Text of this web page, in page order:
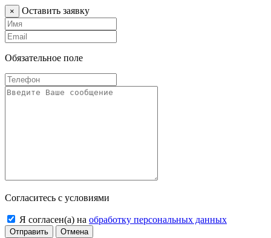
× Оставить заявку
Обязательное поле
Согласитесь с условиями
Я согласен(а) на обработку персональных данных
Отправить
Отмена